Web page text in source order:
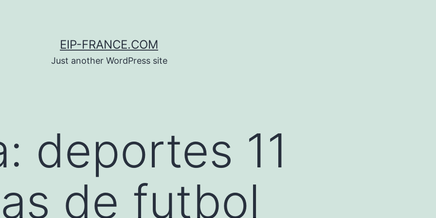
EIP-FRANCE.COM
Just another WordPress site
deportes 11
de futbol